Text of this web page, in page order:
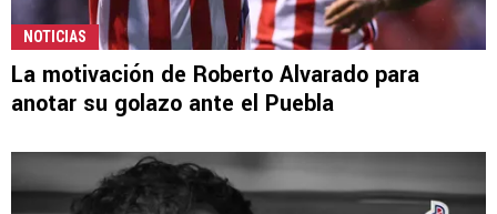
NOTICIAS
La motivación de Roberto Alvarado para
anotar su golazo ante el Puebla